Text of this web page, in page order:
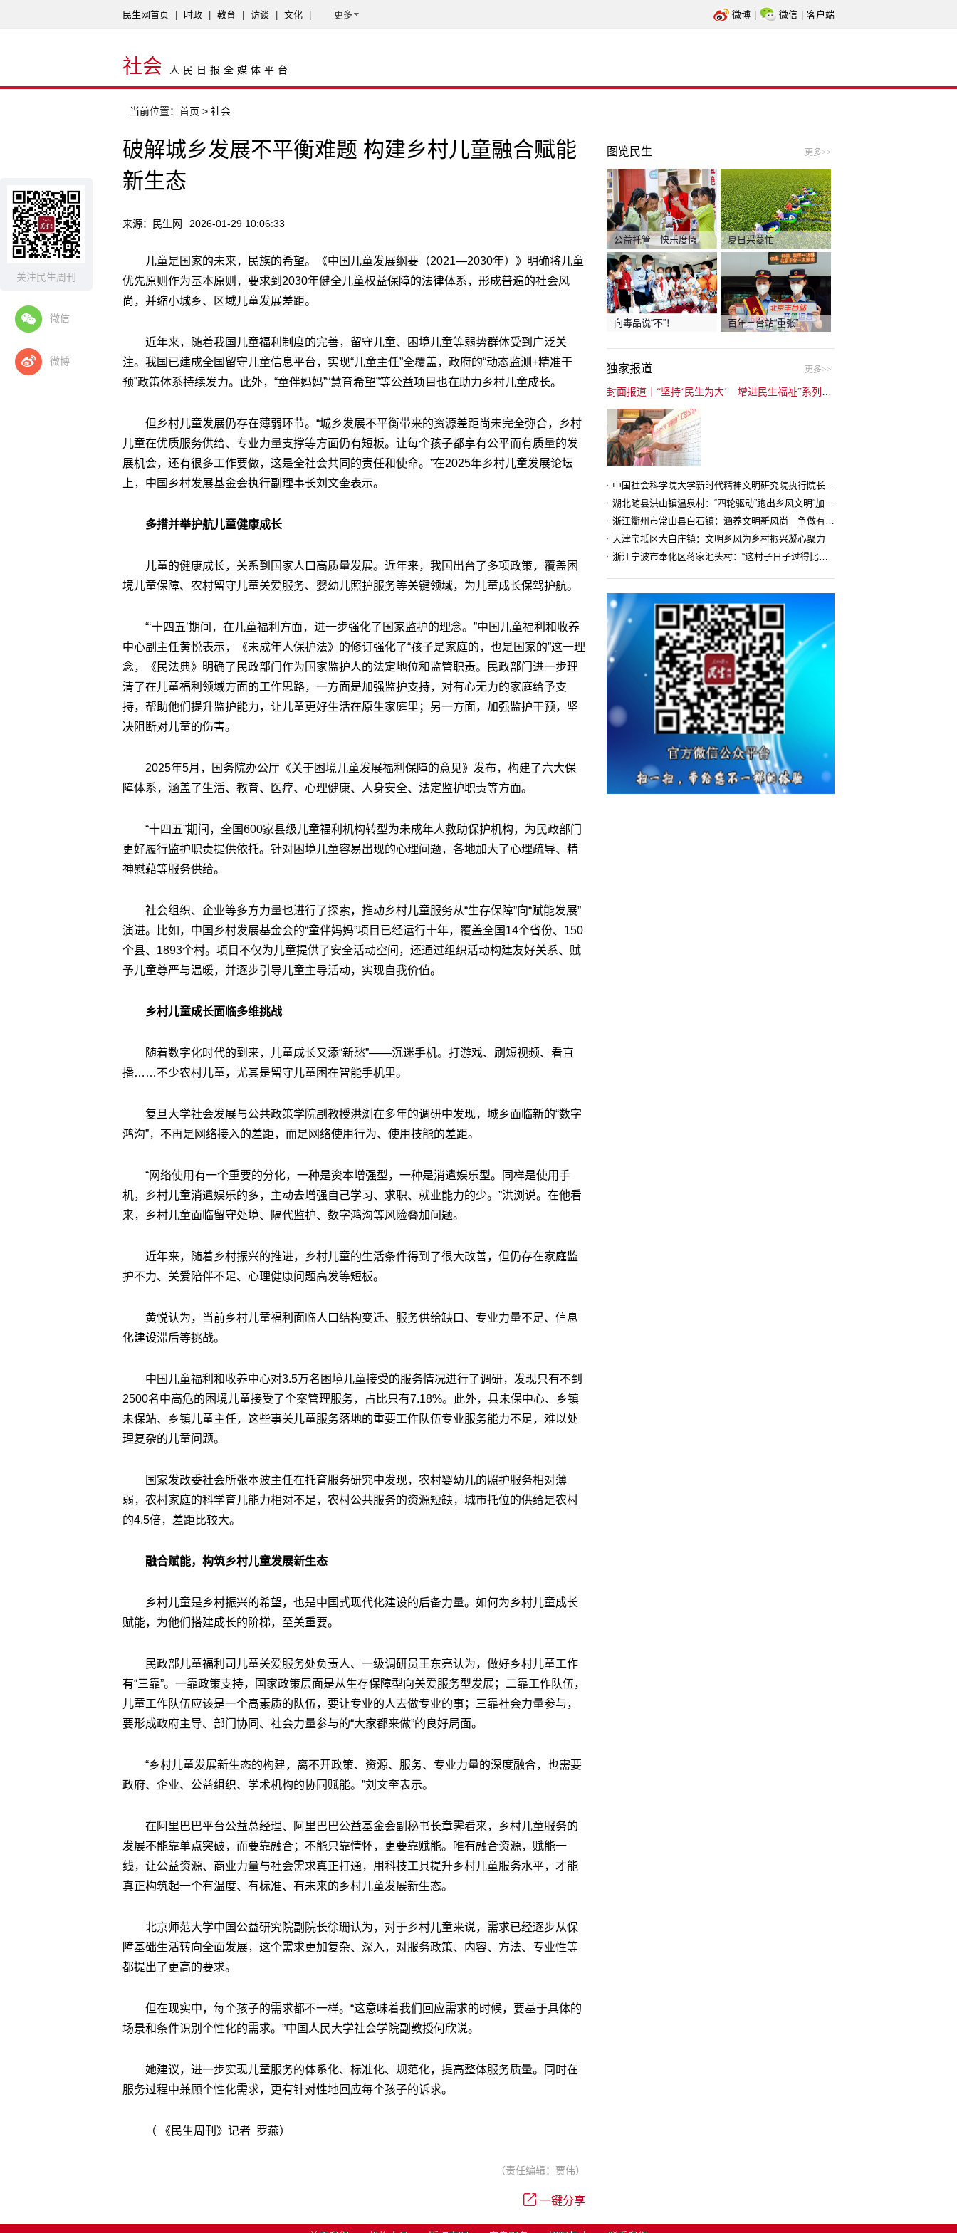
关注民生周刊
微信
微博
民生网首页 时政 教育 访谈 文化 更多 微博 微信 客户端
社会 人民日报全媒体平台
当前位置： 首页 > 社会
破解城乡发展不平衡难题 构建乡村儿童融合赋能
新生态
来源：民生网 2026-01-29 10:06:33
儿童是国家的未来，民族的希望。《中国儿童发展纲要（2021—2030年）》明确将儿童
优先原则作为基本原则，要求到2030年健全儿童权益保障的法律体系，形成普遍的社会风
尚，并缩小城乡、区域儿童发展差距。
近年来，随着我国儿童福利制度的完善，留守儿童、困境儿童等弱势群体受到广泛关
注。我国已建成全国留守儿童信息平台，实现“儿童主任”全覆盖，政府的“动态监测+精准干
预”政策体系持续发力。此外，“童伴妈妈”“慧育希望”等公益项目也在助力乡村儿童成长。
但乡村儿童发展仍存在薄弱环节。“城乡发展不平衡带来的资源差距尚未完全弥合，乡村
儿童在优质服务供给、专业力量支撑等方面仍有短板。让每个孩子都享有公平而有质量的发
展机会，还有很多工作要做，这是全社会共同的责任和使命。”在2025年乡村儿童发展论坛
上，中国乡村发展基金会执行副理事长刘文奎表示。
多措并举护航儿童健康成长
儿童的健康成长，关系到国家人口高质量发展。近年来，我国出台了多项政策，覆盖困
境儿童保障、农村留守儿童关爱服务、婴幼儿照护服务等关键领域，为儿童成长保驾护航。
“‘十四五’期间，在儿童福利方面，进一步强化了国家监护的理念。”中国儿童福利和收养
中心副主任黄悦表示，《未成年人保护法》的修订强化了“孩子是家庭的，也是国家的”这一理
念，《民法典》明确了民政部门作为国家监护人的法定地位和监管职责。民政部门进一步理
清了在儿童福利领域方面的工作思路，一方面是加强监护支持，对有心无力的家庭给予支
持，帮助他们提升监护能力，让儿童更好生活在原生家庭里；另一方面，加强监护干预，坚
决阻断对儿童的伤害。
2025年5月，国务院办公厅《关于困境儿童发展福利保障的意见》发布，构建了六大保
障体系，涵盖了生活、教育、医疗、心理健康、人身安全、法定监护职责等方面。
“十四五”期间，全国600家县级儿童福利机构转型为未成年人救助保护机构，为民政部门
更好履行监护职责提供依托。针对困境儿童容易出现的心理问题，各地加大了心理疏导、精
神慰藉等服务供给。
社会组织、企业等多方力量也进行了探索，推动乡村儿童服务从“生存保障”向“赋能发展”
演进。比如，中国乡村发展基金会的“童伴妈妈”项目已经运行十年，覆盖全国14个省份、150
个县、1893个村。项目不仅为儿童提供了安全活动空间，还通过组织活动构建友好关系、赋
予儿童尊严与温暖，并逐步引导儿童主导活动，实现自我价值。
乡村儿童成长面临多维挑战
随着数字化时代的到来，儿童成长又添“新愁”——沉迷手机。打游戏、刷短视频、看直
播……不少农村儿童，尤其是留守儿童困在智能手机里。
复旦大学社会发展与公共政策学院副教授洪浏在多年的调研中发现，城乡面临新的“数字
鸿沟”，不再是网络接入的差距，而是网络使用行为、使用技能的差距。
“网络使用有一个重要的分化，一种是资本增强型，一种是消遣娱乐型。同样是使用手
机，乡村儿童消遣娱乐的多，主动去增强自己学习、求职、就业能力的少。”洪浏说。在他看
来，乡村儿童面临留守处境、隔代监护、数字鸿沟等风险叠加问题。
近年来，随着乡村振兴的推进，乡村儿童的生活条件得到了很大改善，但仍存在家庭监
护不力、关爱陪伴不足、心理健康问题高发等短板。
黄悦认为，当前乡村儿童福利面临人口结构变迁、服务供给缺口、专业力量不足、信息
化建设滞后等挑战。
中国儿童福利和收养中心对3.5万名困境儿童接受的服务情况进行了调研，发现只有不到
2500名中高危的困境儿童接受了个案管理服务，占比只有7.18%。此外，县未保中心、乡镇
未保站、乡镇儿童主任，这些事关儿童服务落地的重要工作队伍专业服务能力不足，难以处
理复杂的儿童问题。
国家发改委社会所张本波主任在托育服务研究中发现，农村婴幼儿的照护服务相对薄
弱，农村家庭的科学育儿能力相对不足，农村公共服务的资源短缺，城市托位的供给是农村
的4.5倍，差距比较大。
融合赋能，构筑乡村儿童发展新生态
乡村儿童是乡村振兴的希望，也是中国式现代化建设的后备力量。如何为乡村儿童成长
赋能，为他们搭建成长的阶梯，至关重要。
民政部儿童福利司儿童关爱服务处负责人、一级调研员王东亮认为，做好乡村儿童工作
有“三靠”。一靠政策支持，国家政策层面是从生存保障型向关爱服务型发展；二靠工作队伍，
儿童工作队伍应该是一个高素质的队伍，要让专业的人去做专业的事；三靠社会力量参与，
要形成政府主导、部门协同、社会力量参与的“大家都来做”的良好局面。
“乡村儿童发展新生态的构建，离不开政策、资源、服务、专业力量的深度融合，也需要
政府、企业、公益组织、学术机构的协同赋能。”刘文奎表示。
在阿里巴巴平台公益总经理、阿里巴巴公益基金会副秘书长章霁看来，乡村儿童服务的
发展不能靠单点突破，而要靠融合；不能只靠情怀，更要靠赋能。唯有融合资源，赋能一
线，让公益资源、商业力量与社会需求真正打通，用科技工具提升乡村儿童服务水平，才能
真正构筑起一个有温度、有标准、有未来的乡村儿童发展新生态。
北京师范大学中国公益研究院副院长徐珊认为，对于乡村儿童来说，需求已经逐步从保
障基础生活转向全面发展，这个需求更加复杂、深入，对服务政策、内容、方法、专业性等
都提出了更高的要求。
但在现实中，每个孩子的需求都不一样。“这意味着我们回应需求的时候，要基于具体的
场景和条件识别个性化的需求。”中国人民大学社会学院副教授何欣说。
她建议，进一步实现儿童服务的体系化、标准化、规范化，提高整体服务质量。同时在
服务过程中兼顾个性化需求，更有针对性地回应每个孩子的诉求。
（ 《民生周刊》记者 罗燕）
（责任编辑：贾伟）
一键分享
图览民生 更多>>
公益托管 快乐度假 夏日采菱忙
向毒品说“不”！ 百年丰台站“重张”
独家报道 更多>>
中国社会科学院大学新时代精神文明研究院执行院长王维国：文明村镇创建为乡村注入持久发展动力
湖北随县洪山镇温泉村：“四轮驱动”跑出乡风文明“加速度”
浙江衢州市常山县白石镇：涵养文明新风尚 争做有礼白石人
天津宝坻区大白庄镇：文明乡风为乡村振兴凝心聚力
浙江宁波市奉化区蒋家池头村：“这村子日子过得比城里还舒心”